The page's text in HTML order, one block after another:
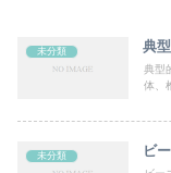
未分類 典
典型
体、
未分類 ビ